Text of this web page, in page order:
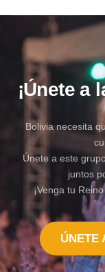
¡Únete a
Bolivia necesita
Únete a este
juntos
¡Venga tu
ÚNETE